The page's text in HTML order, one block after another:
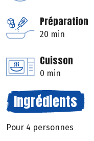
Préparation
20 min
Cuisson
0 min
Ingrédients
Pour 4 personnes